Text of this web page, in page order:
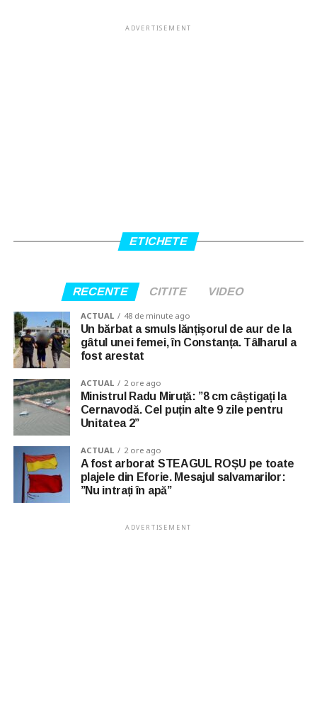
ADVERTISEMENT
ETICHETE
RECENTE CITITE VIDEO
ACTUAL 48 de minute ago
Un bărbat a smuls lănțișorul de aur de la
gâtul unei femei, în Constanța. Tâlharul a
fost arestat
ACTUAL 2 ore ago
Ministrul Radu Miruță: ”8 cm câștigați la
Cernavodă. Cel puțin alte 9 zile pentru
Unitatea 2”
ACTUAL 2 ore ago
A fost arborat STEAGUL ROȘU pe toate
plajele din Eforie. Mesajul salvamarilor:
”Nu intrați în apă”
ADVERTISEMENT